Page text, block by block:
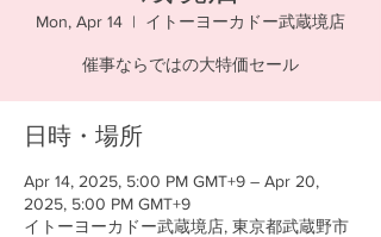
Mon, Apr 14
  |
イトーヨーカドー武蔵境店
催事ならではの大特価セール
日時・場所
Apr 14, 2025, 5:00 PM GMT+9 – Apr 20,
2025, 5:00 PM GMT+9
イトーヨーカドー武蔵境店, 東京都武蔵野市